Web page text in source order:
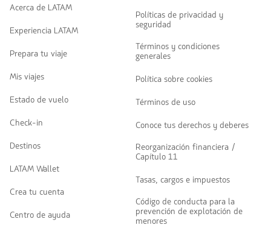
Acerca de LATAM
Experiencia LATAM
Prepara tu viaje
Mis viajes
Estado de vuelo
Check-in
Destinos
LATAM Wallet
Crea tu cuenta
Centro de ayuda
Políticas de privacidad y
seguridad
Términos y condiciones
generales
Política sobre cookies
Términos de uso
Conoce tus derechos y deberes
Reorganización financiera /
Capítulo 11
Tasas, cargos e impuestos
Código de conducta para la
prevención de explotación de
menores